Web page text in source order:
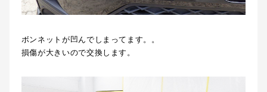
ボンネットが凹んでしまってます。。
損傷が大きいので交換します。